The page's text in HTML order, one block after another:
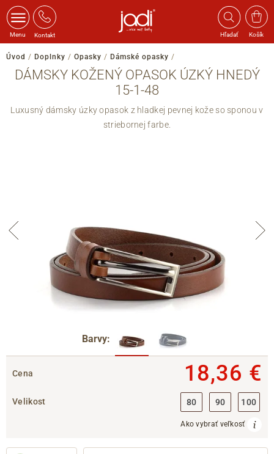
Menu Kontakt Hľadať Košík
Úvod / Doplnky / Opasky / Dámské opasky /
DÁMSKY KOŽENÝ OPASOK ÚZKÝ HNEDÝ
15-1-48
Luxusný dámsky úzky opasok z hladkej pevnej kože so sponou v
striebornej farbe.
Barvy:
Cena 18,36 €
Velikost 80 90 100
Ako vybrať veľkosť